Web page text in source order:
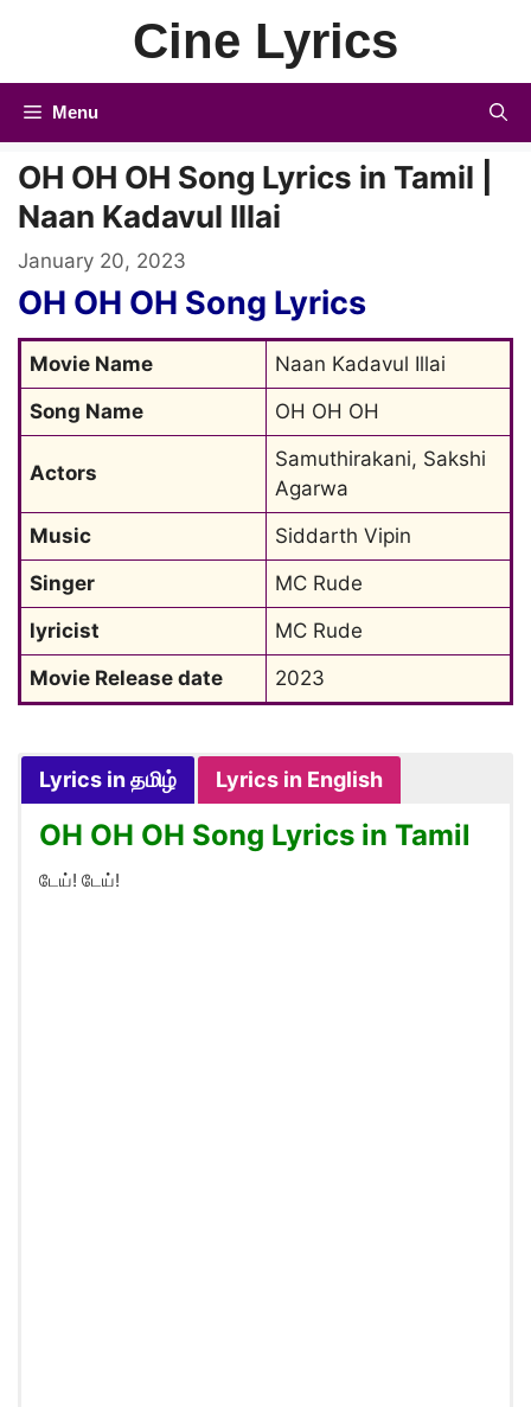
Cine Lyrics
Menu
OH OH OH Song Lyrics in Tamil |
Naan Kadavul Illai
January 20, 2023
OH OH OH Song Lyrics
Movie Name
Naan Kadavul Illai
Song Name
OH OH OH
Actors
Samuthirakani, Sakshi
Agarwa
Music
Siddarth Vipin
Singer
MC Rude
lyricist
MC Rude
Movie Release date
2023
Lyrics in தமிழ் Lyrics in English
OH OH OH Song Lyrics in Tamil
டேய்! டேய்!